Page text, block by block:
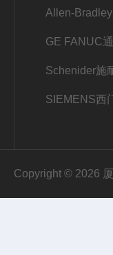
Allen-
GE FANUC
Schenider施
SIEMENS西
Copyright © 2026